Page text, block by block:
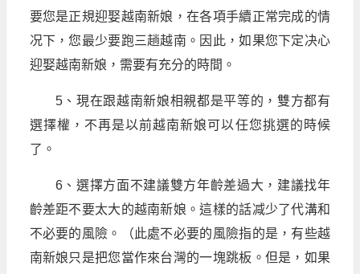
要您是正規迎娶越南新娘，在各項手續正常完成的情
况下，您最少要跑三趟越南。因此，如果您下定决心
迎娶越南新娘，需要有充分的時間。
5、現在跟越南新娘相親都是平等的，雙方都有
選擇權，不再是以前越南新娘可以任您挑選的時候
了。
6、選擇方面不建議雙方年齡差過大，建議找年
齡差距不要太大的越南新娘。這樣的話减少了代溝和
不必要的風險。（此處不必要的風險指的是，有些越
南新娘只是把您當作來台灣的一塊跳板。但是，如果